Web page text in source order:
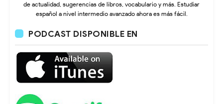
de actualidad, sugerencias de libros, vocabulario y más. Estudiar
español a nivel intermedio avanzado ahora es más fácil.
PODCAST DISPONIBLE EN